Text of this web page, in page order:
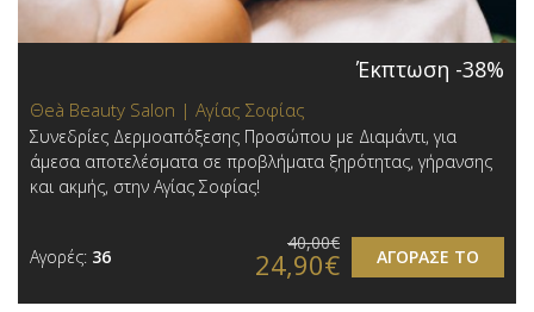
Έκπτωση -38%
Θeà Beauty Salon | Αγίας Σοφίας
Συνεδρίες Δερμοαπόξεσης Προσώπου με Διαμάντι, για
άμεσα αποτελέσματα σε προβλήματα ξηρότητας, γήρανσης
και ακμής, στην Αγίας Σοφίας!
Αγορές: 36 ΑΓΟΡΑΣΕ ΤΟ
40,00€
24,90€